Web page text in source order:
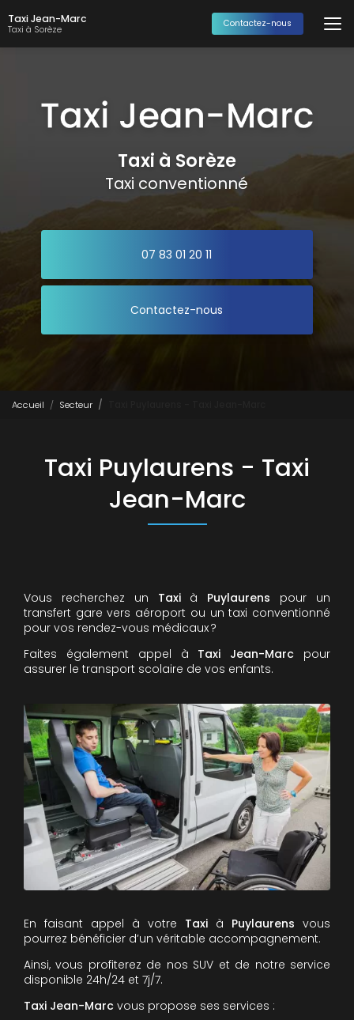
au
contenu
principal
Taxi Jean-Marc
Taxi à Sorèze Contactez-nous
Taxi à Sorèze
Taxi conventionné
07 83 01 20 11
Contactez-nous
Accueil Secteur
Taxi Puylaurens - Taxi
Jean-Marc
Vous recherchez un Taxià Puylaurens pour un
transfert gare vers aéroport ou un taxi conventionné
pour vos rendez-vous médicaux ?
Faites également appel à Taxi Jean-Marc pour
assurer le transport scolaire de vos enfants.
En faisant appel à votre Taxi à Puylaurens vous
pourrez bénéficier d’un véritable accompagnement.
Ainsi, vous profiterez de nos SUV et de notre service
disponible 24h/24 et 7j/7.
Taxi Jean-Marc vous propose ses services :